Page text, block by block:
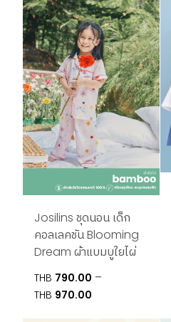
Josilins ชุดนอน เด็ก
คอลเลคชัน Blooming
Dream ผ้าแบมบูใยไผ่
THB 790.00 –
THB 970.00